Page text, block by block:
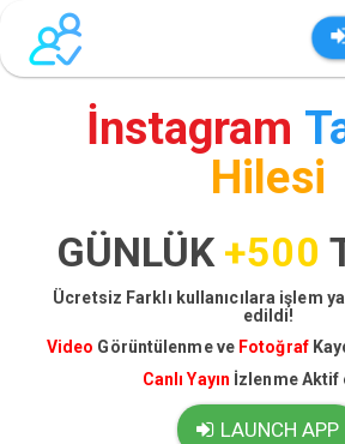
İnstagram
Hilesi
GÜNLÜK +500
Ücretsiz Farklı kullanıcılara işlem
edildi!
Video Görüntülenme ve Fotoğraf
Canlı Yayın İzlenme Aktif
LAUNCH APP